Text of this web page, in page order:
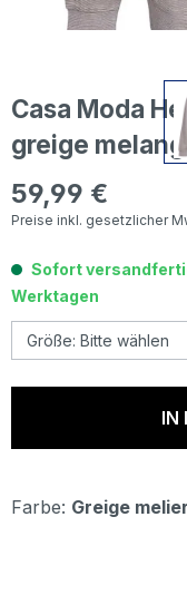
Casa Moda
greige
Regulärer Preis:
59,99 €
Preise inkl. gesetzlicher
Sofort
Werktagen
IN
Farbe: Greige